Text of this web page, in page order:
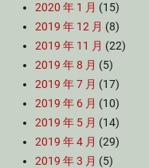
2020 年 1 月 (15)
2019 年 12 月 (8)
2019 年 11 月 (22)
2019 年 8 月 (5)
2019 年 7 月 (17)
2019 年 6 月 (10)
2019 年 5 月 (14)
2019 年 4 月 (29)
2019 年 3 月 (5)